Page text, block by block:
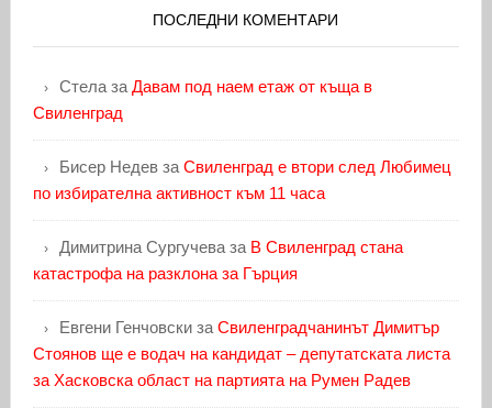
ПОСЛЕДНИ КОМЕНТАРИ
Стелаза Давам под наем етаж от къща в
Свиленград
Бисер Недевза Свиленград е втори след Любимец
по избирателна активност към 11 часа
Димитрина Сургучеваза В Свиленград стана
катастрофа на разклона за Гърция
Евгени Генчовскиза Свиленградчанинът Димитър
Стоянов ще е водач на кандидат – депутатската листа
за Хасковска област на партията на Румен Радев